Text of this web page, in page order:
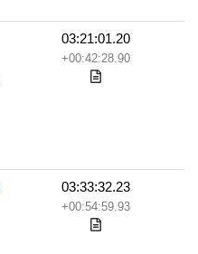
03:21:01.20
+00:42:28.90
03:33:32.23
+00:54:59.93